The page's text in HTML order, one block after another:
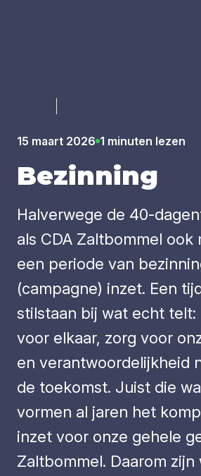
15 maart 2026 1 minuten lezen
Bezin­ning
Halverwege de 40-
als CDA Zaltbommel ook
een periode van
(campagne) inzet. Een
stilstaan bij wat echt telt:
voor elkaar, zorg voor
en verantwoordelijkheid
de toekomst. Juist die
vormen al jaren het
inzet voor onze gehele
Zaltbommel. Daarom zijn